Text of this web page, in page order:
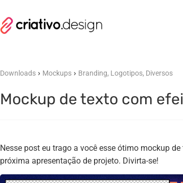
Downloads › Mockups › Branding, Logotipos, Diversos
Mockup de texto com
Nesse post eu trago a você esse ótimo mockup
próxima apresentação de projeto. Divirta-se!